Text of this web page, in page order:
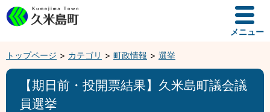
メニュー
トップページ カテゴリ 町政情報 選挙
【期日前・投開票結果】久米島町議会議
員選挙